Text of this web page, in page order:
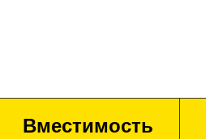
Вместимость